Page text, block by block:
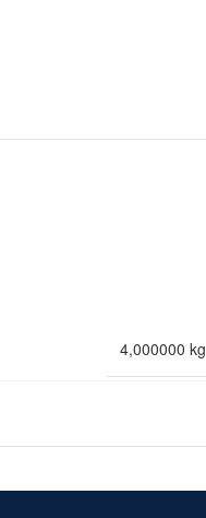
4,000000 kg